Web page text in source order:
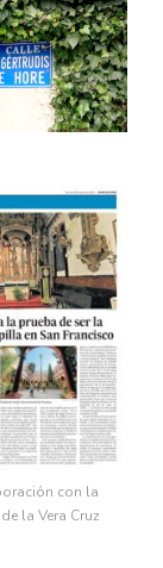
con la
la Vera Cruz